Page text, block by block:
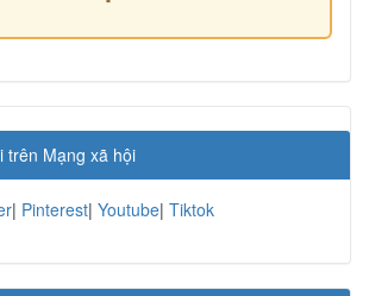
trên Mạng xã hội
| Pinterest| Youtube| Tiktok